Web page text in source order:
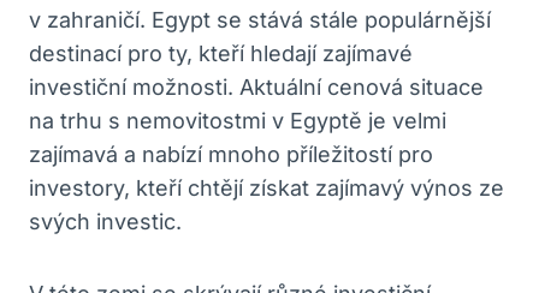
v zahraničí. Egypt se ‌stává stále populárnější
destinací pro ty, kteří hledají zajímavé
investiční možnosti. Aktuální cenová situace
na trhu s nemovitostmi⁤ v Egyptě ‍je ⁤velmi
zajímavá⁣ a nabízí ‍mnoho příležitostí ⁣pro ​
investory, kteří chtějí získat zajímavý výnos⁣ ze
svých investic.